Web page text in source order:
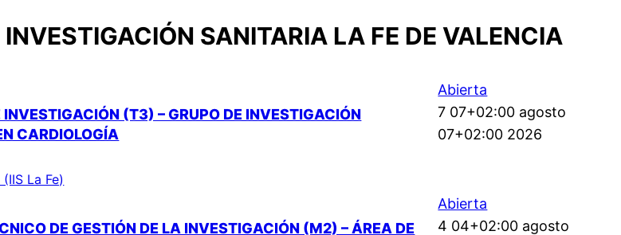
SANITARIA LA FE DE VALENCIA
(T3) – GRUPO DE INVESTIGACIÓN
CARDIOLOGÍA
La Fe)
Abierta
7 07+02:00 agosto
07+02:00 2026
DE GESTIÓN DE LA INVESTIGACIÓN (M2) – ÁREA DE
Abierta
4 04+02:00 agosto